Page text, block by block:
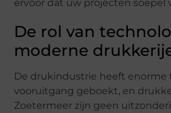
ervoor dat uw projecten soepel
De rol van
moderne
De drukindustrie heeft enorme
vooruitgang geboekt, en
Zoetermeer zijn geen